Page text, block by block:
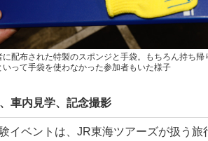
に配布された特製のスポンジと手袋。もちろん持ち帰
いって手袋を使わなかった参加者もいた様子
車内見学、記念撮影
イベントは、JR東海ツアーズが扱う旅